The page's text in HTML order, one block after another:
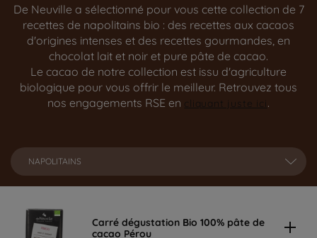
De Neuville a sélectionné pour vous cette collection de 7
recettes de napolitains bio : des recettes aux cacaos
d'origines intenses et des recettes gourmandes, en
chocolat lait et noir et pure pâte de cacao.
Le cacao de notre collection est issu d'agriculture
biologique pour vous offrir le meilleur. Retrouvez tous
nos engagements RSE en
cliquant juste ici.
NAPOLITAINS
Carré dégustation Bio 100% pâte de
cacao Pérou